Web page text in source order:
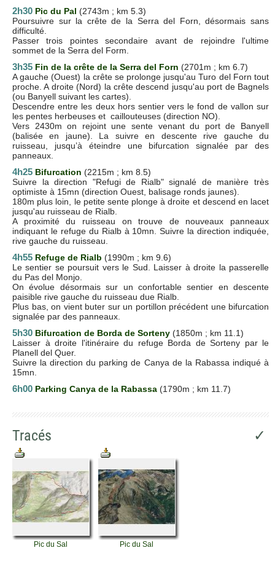
2h30 Pic du Pal (2743m ; km 5.3)
Poursuivre sur la crête de la Serra del Forn, désormais sans
difficulté.
Passer trois pointes secondaire avant de rejoindre l'ultime
sommet de la Serra del Form.
3h35 Fin de la crête de la Serra del Forn (2701m ; km 6.7)
A gauche (Ouest) la crête se prolonge jusqu'au Turo del Forn tout
proche. A droite (Nord) la crête descend jusqu'au port de Bagnels
(ou Banyell suivant les cartes).
Descendre entre les deux hors sentier vers le fond de vallon sur
les pentes herbeuses et caillouteuses (direction NO).
Vers 2430m on rejoint une sente venant du port de Banyell
(balisée en jaune). La suivre en descente rive gauche du
ruisseau, jusqu’à éteindre une bifurcation signalée par des
panneaux.
4h25 Bifurcation (2215m ; km 8.5)
Suivre la direction "Refugi de Rialb" signalé de manière très
optimiste à 15mn (direction Ouest, balisage ronds jaunes).
180m plus loin, le petite sente plonge à droite et descend en lacet
jusqu'au ruisseau de Rialb.
A proximité du ruisseau on trouve de nouveaux panneaux
indiquant le refuge du Rialb à 10mn. Suivre la direction indiquée,
rive gauche du ruisseau.
4h55 Refuge de Rialb (1990m ; km 9.6)
Le sentier se poursuit vers le Sud. Laisser à droite la passerelle
du Pas del Monjo.
On évolue désormais sur un confortable sentier en descente
paisible rive gauche du ruisseau due Rialb.
Plus bas, on vient buter sur un portillon précédent une bifurcation
signalée par des panneaux.
5h30 Bifurcation de Borda de Sorteny (1850m ; km 11.1)
Laisser à droite l'itinéraire du refuge Borda de Sorteny par le
Planell del Quer.
Suivre la direction du parking de Canya de la Rabassa indiqué à
15mn.
6h00 Parking Canya de la Rabassa (1790m ; km 11.7)
Tracés ✓
Pic du Sal Pic du Sal